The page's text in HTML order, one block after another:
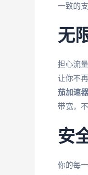
一致的
无
担心流
让你不
茄加速器
带宽，
安
你的每